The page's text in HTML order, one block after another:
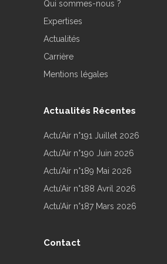
Qui sommes-nous ?
Expertises
Actualités
Carrière
Mentions légales
Actualités Récentes
Actu’Air n°191 Juillet 2026
Actu’Air n°190 Juin 2026
Actu’Air n°189 Mai 2026
Actu’Air n°188 Avril 2026
Actu’Air n°187 Mars 2026
Contact